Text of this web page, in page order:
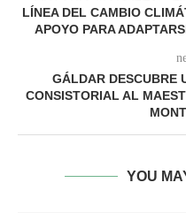
LÍNEA DEL CAMBIO
APOYO PARA
GÁLDAR DESCUBRE
CONSISTORIAL AL
YOU